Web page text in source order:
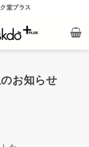
堂プラス
お知らせ